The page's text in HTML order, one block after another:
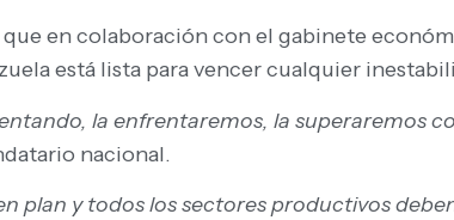
en colaboración con el gabinete
está lista para vencer cualquier
la enfrentaremos, la superaremos
nacional.
plan y todos los sectores productivos